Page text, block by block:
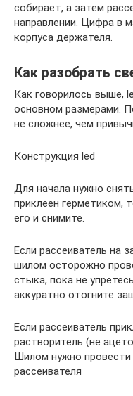
собирает, а затем
направлении. Цифра в
корпуса держателя.
Как разобрать
Как говорилось выше,
основном размерами.
не сложнее, чем
Конструкция led
Для начала нужно
приклеен герметиком,
его и снимите.
Если рассеиватель на
шилом осторожно
стыка, пока не
аккуратно отогните
Если рассеиватель
растворитель (не
Шилом нужно провести
рассеивателя